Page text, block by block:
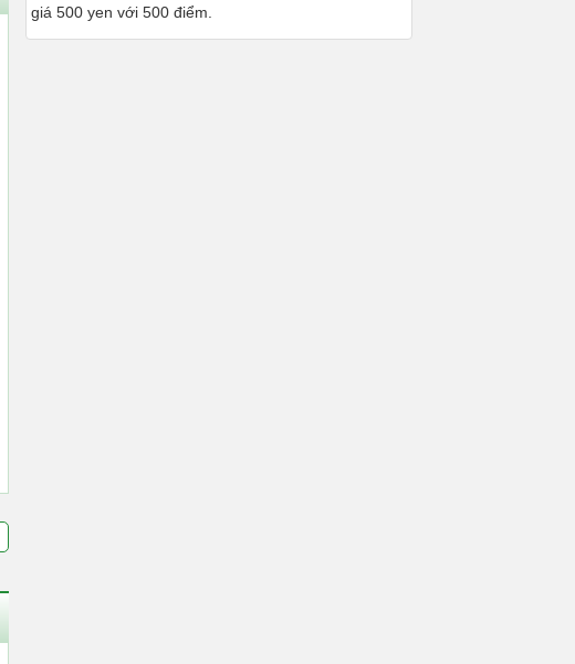
giá 500 yen với 500 điểm.